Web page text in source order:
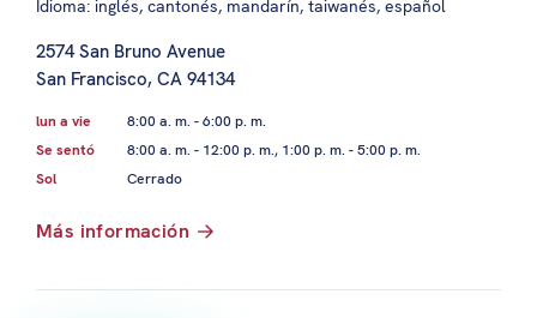
Idioma: inglés, cantonés, mandarín, taiwanés, español
2574 San Bruno Avenue
San Francisco, CA 94134
lun a vie
8:00 a. m. - 6:00 p. m.
Se sentó
8:00 a. m. - 12:00 p. m., 1:00 p. m. - 5:00 p. m.
Sol
Cerrado
Más información